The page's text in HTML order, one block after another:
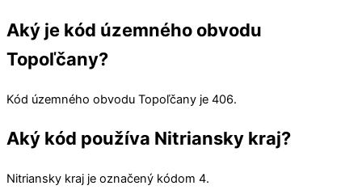
Aký je kód územného obvodu
Topoľčany?
Kód územného obvodu Topoľčany je 406.
Aký kód používa Nitriansky kraj?
Nitriansky kraj je označený kódom 4.